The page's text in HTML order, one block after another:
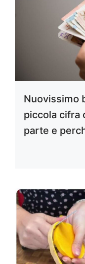
Nuovissimo
piccola cifra
parte e